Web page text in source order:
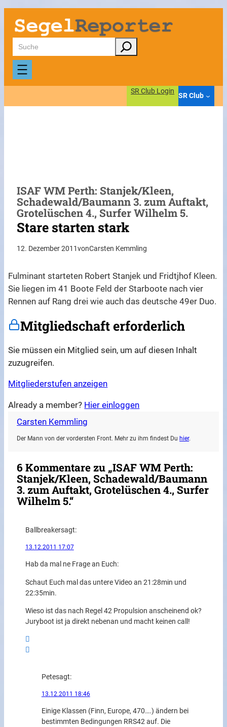
Zum
Inhalt
springen
Suchen
SR Club Login
SR Club
ISAF WM Perth: Stanjek/Kleen,
Schadewald/Baumann 3. zum Auftakt,
Grotelüschen 4., Surfer Wilhelm 5.
Stare starten stark
12. Dezember 2011vonCarsten Kemmling
Fulminant starteten Robert Stanjek und Fridtjhof Kleen.
Sie liegen im 41 Boote Feld der Starboote nach vier
Rennen auf Rang drei wie auch das deutsche 49er Duo.
Mitgliedschaft erforderlich
Sie müssen ein Mitglied sein, um auf diesen Inhalt
zuzugreifen.
Mitgliederstufen anzeigen
Already a member? Hier einloggen
Carsten Kemmling
Der Mann von der vordersten Front. Mehr zu ihm findest Du hier.
6 Kommentare zu „ISAF WM Perth:
Stanjek/Kleen, Schadewald/Baumann
3. zum Auftakt, Grotelüschen 4., Surfer
Wilhelm 5.“
Ballbreakersagt:
13.12.2011 17:07
Hab da mal ne Frage an Euch:
Schaut Euch mal das untere Video an 21:28min und
22:35min.
Wieso ist das nach Regel 42 Propulsion anscheinend ok?
Juryboot ist ja direkt nebenan und macht keinen call!
Petesagt:
13.12.2011 18:46
Einige Klassen (Finn, Europe, 470….) ändern bei
bestimmten Bedingungen RRS42 auf. Die